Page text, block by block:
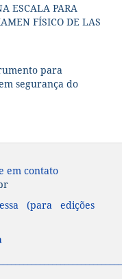
ESCALA PARA
FÍSICO DE LAS
para
segurança do
em contato
(para edições